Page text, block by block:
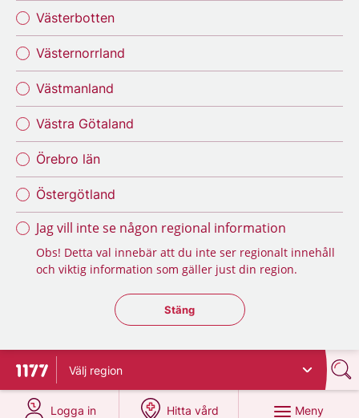
Västerbotten
Västernorrland
Västmanland
Västra Götaland
Örebro län
Östergötland
Jag vill inte se någon regional information
Obs! Detta val innebär att du inte ser regionalt innehåll
och viktig information som gäller just din region.
Stäng regionsväljaren
Stäng
Till startsidan för 1177
Välj region
Logga in
på 1177.se
Hitta vård
på 1177.se
Meny